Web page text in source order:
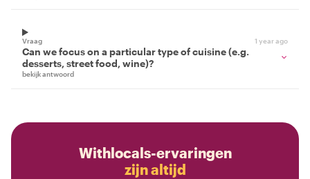
Vraag 1 year ago
Can we focus on a particular type of cuisine (e.g.
desserts, street food, wine)?
bekijk antwoord
Withlocals-ervaringen
zijn altijd